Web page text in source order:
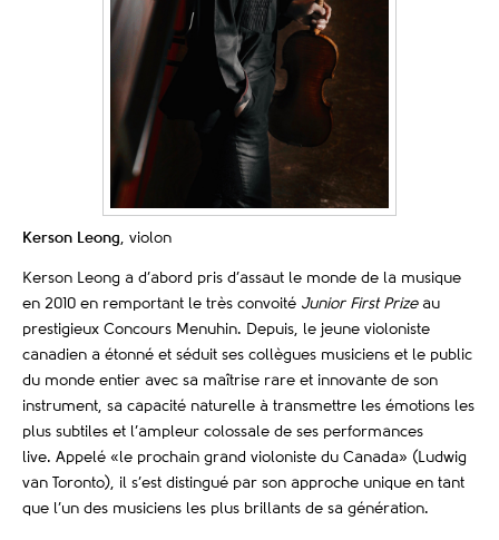
Kerson Leong, violon
Kerson Leong a d’abord pris d’assaut le monde de la musique
en 2010 en remportant le très convoité Junior First Prizeau
prestigieux Concours Menuhin. Depuis, le jeune violoniste
canadien a étonné et séduit ses collègues musiciens et le public
du monde entier avec sa maîtrise rare et innovante de son
instrument, sa capacité naturelle à transmettre les émotions les
plus subtiles et l’ampleur colossale de ses performances
live. Appelé «le prochain grand violoniste du Canada» (Ludwig
van Toronto), il s’est distingué par son approche unique en tant
que l’un des musiciens les plus brillants de sa génération.